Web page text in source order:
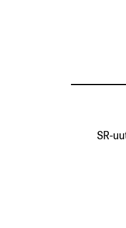
SR-